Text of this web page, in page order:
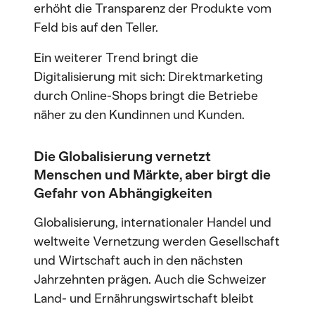
erhöht die Transparenz der Produkte vom
Feld bis auf den Teller.
Ein weiterer Trend bringt die
Digitalisierung mit sich: Direktmarketing
durch Online-Shops bringt die Betriebe
näher zu den Kundinnen und Kunden.
Die Globalisierung vernetzt
Menschen und Märkte, aber birgt die
Gefahr von Abhängigkeiten
Globalisierung, internationaler Handel und
weltweite Vernetzung werden Gesellschaft
und Wirtschaft auch in den nächsten
Jahrzehnten prägen. Auch die Schweizer
Land- und Ernährungswirtschaft bleibt